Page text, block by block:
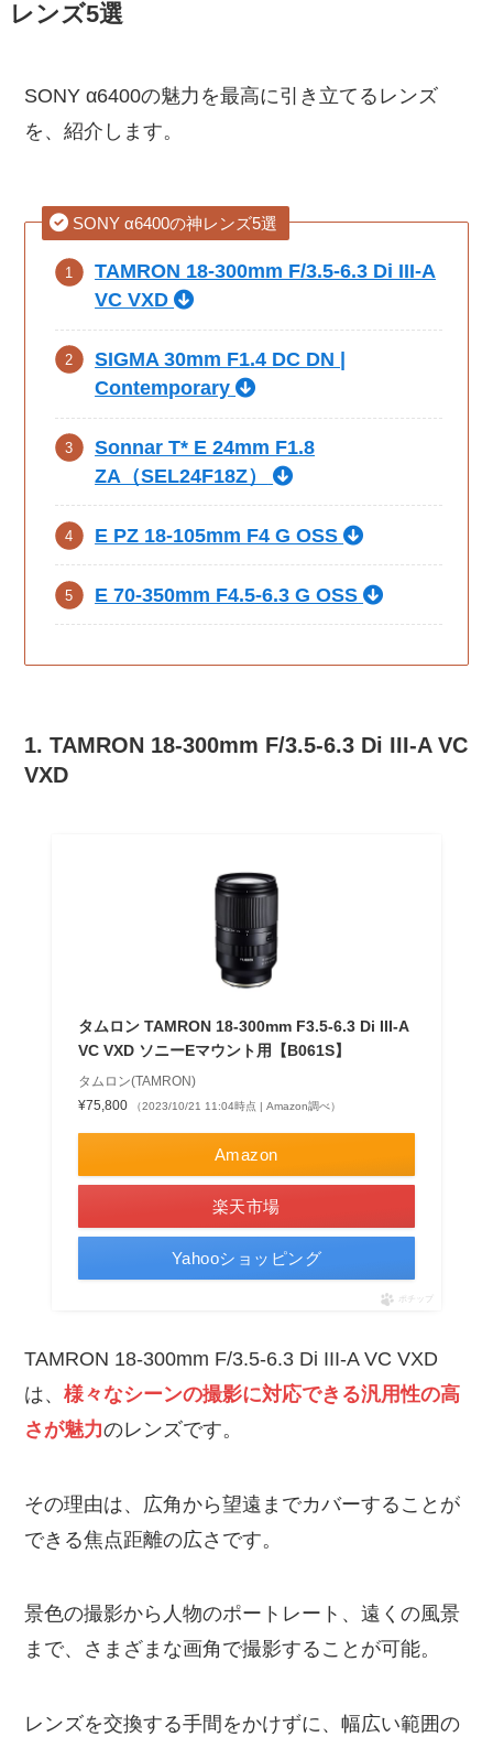
レンズ5選
SONY α6400の魅力を最高に引き立てるレンズ
を、紹介します。
SONY α6400の神レンズ5選
TAMRON 18-300mm F/3.5-6.3 Di III-A
VC VXD
SIGMA 30mm F1.4 DC DN |
Contemporary
Sonnar T* E 24mm F1.8
ZA（SEL24F18Z）
E PZ 18-105mm F4 G OSS
E 70-350mm F4.5-6.3 G OSS
1. TAMRON 18-300mm F/3.5-6.3 Di III-A VC
VXD
タムロン TAMRON 18-300mm F3.5-6.3 Di III-A
VC VXD ソニーEマウント用【B061S】
タムロン(TAMRON)
¥75,800
（2023/10/21 11:04時点 | Amazon調べ）
Amazon
楽天市場
Yahooショッピング
ポチップ
TAMRON 18-300mm F/3.5-6.3 Di III-A VC VXD
は、様々なシーンの撮影に対応できる汎用性の高
さが魅力のレンズです。
その理由は、広角から望遠までカバーすることが
できる焦点距離の広さです。
景色の撮影から人物のポートレート、遠くの風景
まで、さまざまな画角で撮影することが可能。
レンズを交換する手間をかけずに、幅広い範囲の